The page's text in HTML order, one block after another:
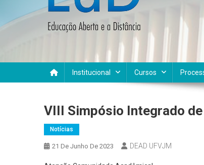
DEAD UFVJM
Institucional Cursos
VIII Simpósio Integrado
Notícias
21 De Junho De 2023 DEAD UFVJM